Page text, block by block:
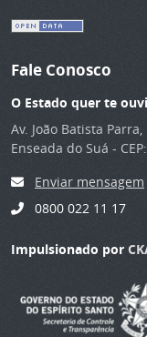
Fale Conosco
O Estado quer te
Av. João Batista
Enseada do Suá -
Enviar mensagem
0800 022 11 17
Impulsionado por